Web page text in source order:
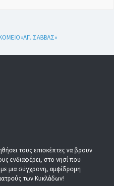
ΣΑΒΒΑΣ»
τους επισκέπτες να βρουν
ενδιαφέρει, στο νησί που
μια σύγχρονη, αμφίδρομη
των Κυκλάδων!